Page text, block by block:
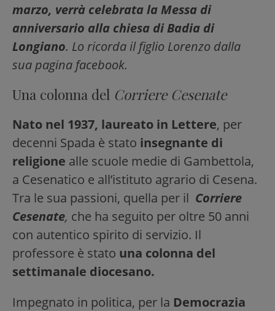
marzo, verrà celebrata la Messa di
anniversario alla chiesa di Badia di
Longiano. Lo ricorda il figlio Lorenzo dalla
sua pagina facebook.
Una colonna del Corriere Cesenate
Nato nel 1937, laureato in Lettere, per
decenni Spada è stato insegnante di
religione alle scuole medie di Gambettola,
a Cesenatico e all’istituto agrario di Cesena.
Tra le sua passioni, quella per il Corriere
Cesenate, che ha seguito per oltre 50 anni
con autentico spirito di servizio. Il
professore è stato una colonna del
settimanale diocesano.
Impegnato in politica, per la Democrazia